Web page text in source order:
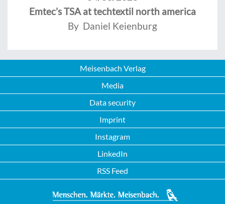
Emtec’s TSA at techtextil north america
By Daniel Keienburg
Meisenbach Verlag
Media
Data security
Imprint
Instagram
LinkedIn
RSS Feed